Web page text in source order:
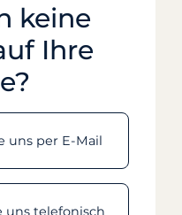
keine
Ihre
uns per E-Mail
uns telefonisch